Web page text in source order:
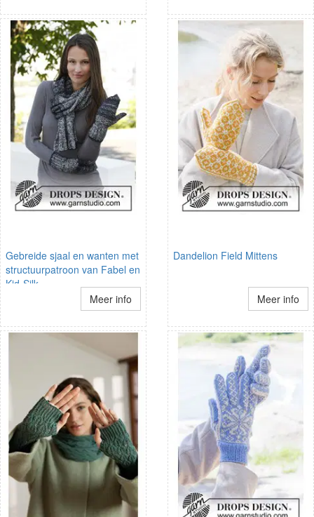
Gebreide sjaal en wanten met
structuurpatroon van Fabel en
Kid-Silk.
Meer info
Dandelion Field Mittens
Meer info